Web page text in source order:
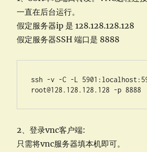
一直在后台运行。
假定服务器ip 是 128.128.128.128
假定服务器SSH 端口是 8888
root@128.128.128.128 -p 8888
2、登录vnc客户端:
只需将vnc服务器填本机即可。